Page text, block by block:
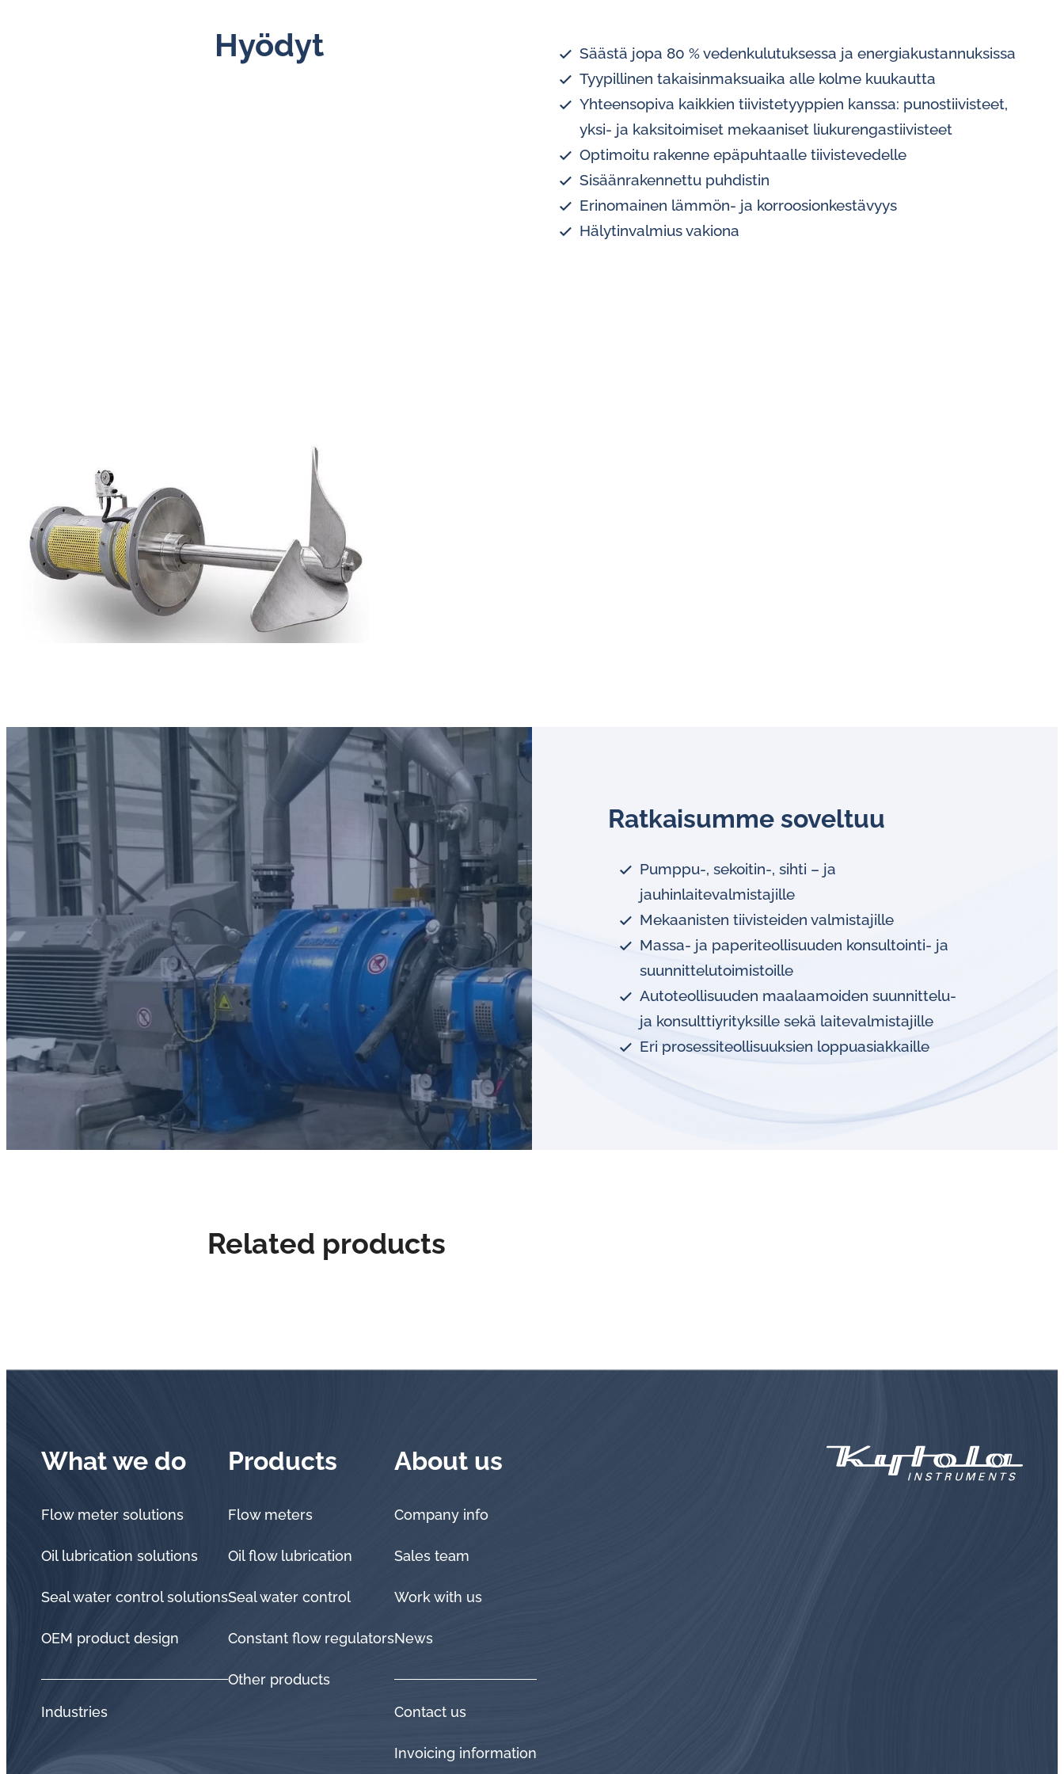
Hyödyt
Säästä jopa 80 % vedenkulutuksessa ja energiakustannuksissa
Tyypillinen takaisinmaksuaika alle kolme kuukautta
Yhteensopiva kaikkien tiivistetyyppien kanssa: punostiivisteet,
yksi- ja kaksitoimiset mekaaniset liukurengastiivisteet
Optimoitu rakenne epäpuhtaalle tiivistevedelle
Sisäänrakennettu puhdistin
Erinomainen lämmön- ja korroosionkestävyys
Hälytinvalmius vakiona
Ratkaisumme soveltuu
Pumppu-, sekoitin-, sihti – ja
jauhinlaitevalmistajille
Mekaanisten tiivisteiden valmistajille
Massa- ja paperiteollisuuden konsultointi- ja
suunnittelutoimistoille
Autoteollisuuden maalaamoiden suunnittelu-
ja konsulttiyrityksille sekä laitevalmistajille
Eri prosessiteollisuuksien loppuasiakkaille
Related products
What we do
Flow meter solutions
Oil lubrication solutions
Seal water control solutions
OEM product design
Industries
Products
Flow meters
Oil flow lubrication
Seal water control
Constant flow regulators
Other products
About us
Company info
Sales team
Work with us
News
Contact us
Invoicing information